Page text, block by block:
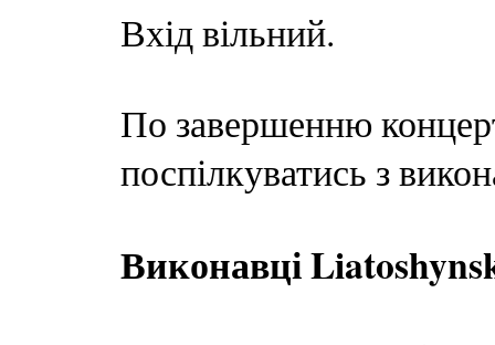
Вхід вільний.
По завершенню
поспілкуватись з
Виконавці